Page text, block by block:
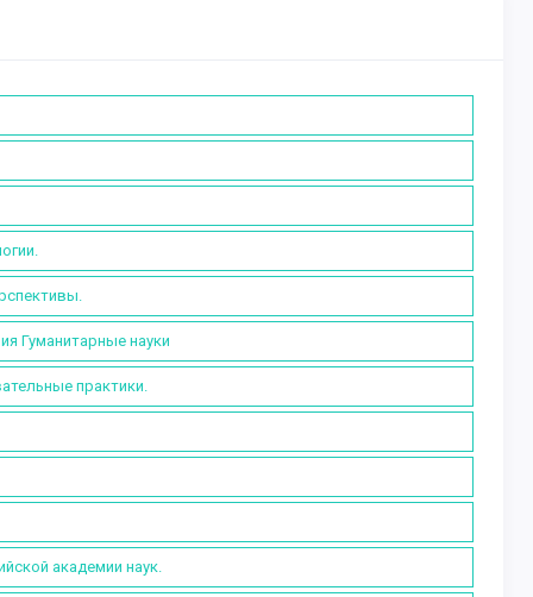
Гуманитарные науки
практики.
академии наук.